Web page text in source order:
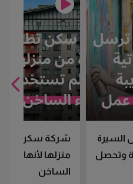
السيرة
وتحصل
شركة سكن
منزلها لأنها لم
الساخن